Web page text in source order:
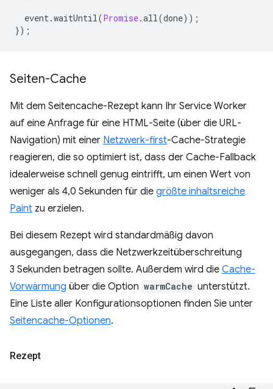
event.waitUntil(Promise.all(done));
});
Seiten-Cache
Mit dem Seitencache-Rezept kann Ihr Service Worker
auf eine Anfrage für eine HTML-Seite (über die URL-
Navigation) mit einer Netzwerk-first-Cache-Strategie
reagieren, die so optimiert ist, dass der Cache-Fallback
idealerweise schnell genug eintrifft, um einen Wert von
weniger als 4,0 Sekunden für die größte inhaltsreiche
Paint zu erzielen.
Bei diesem Rezept wird standardmäßig davon
ausgegangen, dass die Netzwerkzeitüberschreitung
3 Sekunden betragen sollte. Außerdem wird die Cache-
Vorwärmung über die Option warmCache unterstützt.
Eine Liste aller Konfigurationsoptionen finden Sie unter
Seitencache-Optionen.
Rezept